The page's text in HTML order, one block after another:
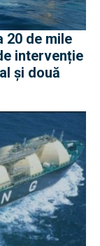
20 de mile
intervenție
și două